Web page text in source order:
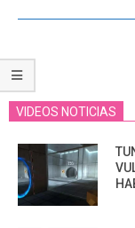
VIDEOS NOTICIAS